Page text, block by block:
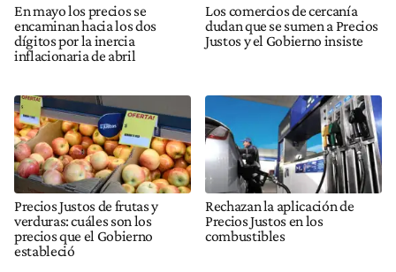
En mayo los precios se
encaminan hacia los dos
dígitos por la inercia
inflacionaria de abril
Los comercios de cercanía
dudan que se sumen a Precios
Justos y el Gobierno insiste
Precios Justos de frutas y
verduras: cuáles son los
precios que el Gobierno
estableció
Rechazan la aplicación de
Precios Justos en los
combustibles